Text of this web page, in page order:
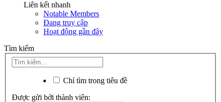
Liên kết nhanh
Notable Members
Đang truy cập
Hoạt động gần đây
Tìm kiếm
Chỉ tìm trong tiêu đề
Được gửi bởi thành viên: